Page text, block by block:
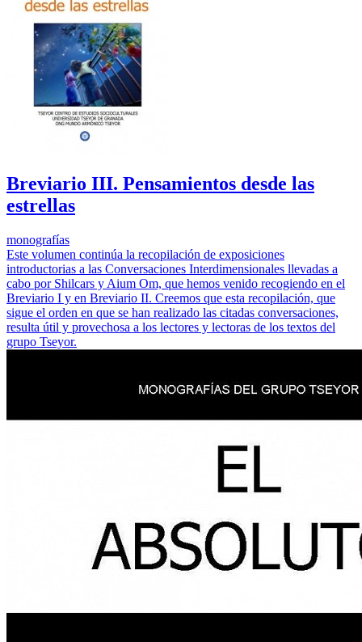
Breviario III. Pensamientos desde las
estrellas
monografías
Este volumen continúa la recopilación de exposiciones
introductorias a las Conversaciones Interdimensionales llevadas a
cabo por Shilcars y Aium Om, que hemos venido recogiendo en el
Breviario I y en Breviario II. Creemos que esta recopilación, que
sigue el orden en que se han realizado las citadas conversaciones,
resulta útil y provechosa a los lectores y lectoras de los textos del
grupo Tseyor.